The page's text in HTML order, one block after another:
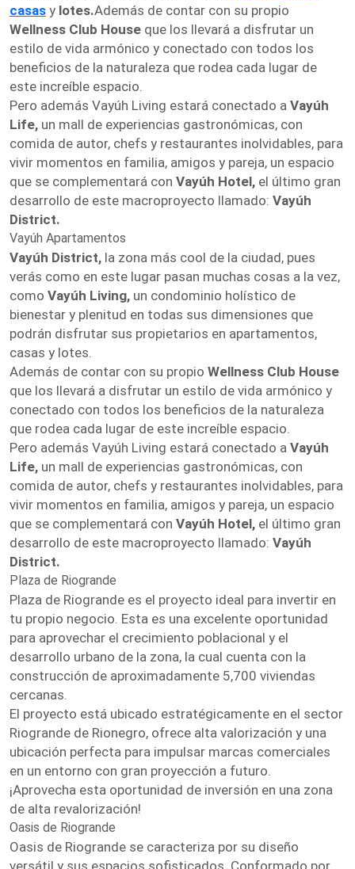
casas y lotes.Además de contar con su propio
Wellness Club House que los llevará a disfrutar un
estilo de vida armónico y conectado con todos los
beneficios de la naturaleza que rodea cada lugar de
este increíble espacio.
Pero además Vayúh Living estará conectado a Vayúh
Life, un mall de experiencias gastronómicas, con
comida de autor, chefs y restaurantes inolvidables, para
vivir momentos en familia, amigos y pareja, un espacio
que se complementará con Vayúh Hotel, el último gran
desarrollo de este macroproyecto llamado: Vayúh
District.
Vayúh Apartamentos
Vayúh District, la zona más cool de la ciudad, pues
verás como en este lugar pasan muchas cosas a la vez,
como Vayúh Living, un condominio holístico de
bienestar y plenitud en todas sus dimensiones que
podrán disfrutar sus propietarios en apartamentos,
casas y lotes.
Además de contar con su propio Wellness Club House
que los llevará a disfrutar un estilo de vida armónico y
conectado con todos los beneficios de la naturaleza
que rodea cada lugar de este increíble espacio.
Pero además Vayúh Living estará conectado a Vayúh
Life, un mall de experiencias gastronómicas, con
comida de autor, chefs y restaurantes inolvidables, para
vivir momentos en familia, amigos y pareja, un espacio
que se complementará con Vayúh Hotel, el último gran
desarrollo de este macroproyecto llamado: Vayúh
District.
Plaza de Riogrande
Plaza de Riogrande es el proyecto ideal para invertir en
tu propio negocio. Esta es una excelente oportunidad
para aprovechar el crecimiento poblacional y el
desarrollo urbano de la zona, la cual cuenta con la
construcción de aproximadamente 5,700 viviendas
cercanas.
El proyecto está ubicado estratégicamente en el sector
Riogrande de Rionegro, ofrece alta valorización y una
ubicación perfecta para impulsar marcas comerciales
en un entorno con gran proyección a futuro.
¡Aprovecha esta oportunidad de inversión en una zona
de alta revalorización!
Oasis de Riogrande
Oasis de Riogrande se caracteriza por su diseño
versátil y sus espacios sofisticados. Conformado por